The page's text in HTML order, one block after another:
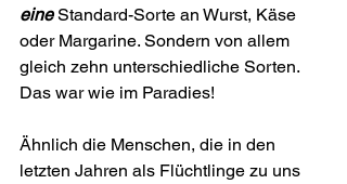
eine Standard-Sorte an Wurst, Käse
oder Marga­rine. Sondern von allem
gleich zehn unter­schiedliche Sorten.
Das war wie im Paradies!
Ähnlich die Menschen, die in den
letzten Jahren als Flüchtlinge zu uns